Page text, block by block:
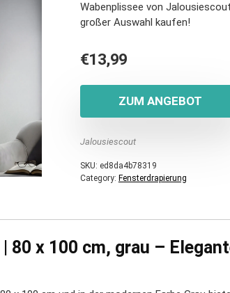
Wabenplissee von
großer Auswahl kaufen!
€13,99
ZUM ANGEBOT
Jalousiescout
SKU: ed8da4b78319
Category: Fensterdrapierung
80 x 100 cm, grau –